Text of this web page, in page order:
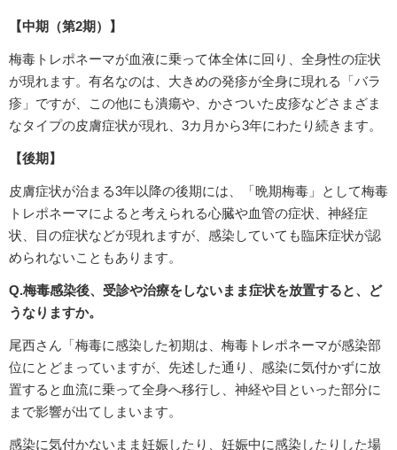
【中期（第2期）】
梅毒トレポネーマが血液に乗って体全体に回り、全身性の症状
が現れます。有名なのは、大きめの発疹が全身に現れる「バラ
疹」ですが、この他にも潰瘍や、かさついた皮疹などさまざま
なタイプの皮膚症状が現れ、3カ月から3年にわたり続きます。
【後期】
皮膚症状が治まる3年以降の後期には、「晩期梅毒」として梅毒
トレポネーマによると考えられる心臓や血管の症状、神経症
状、目の症状などが現れますが、感染していても臨床症状が認
められないこともあります。
Q.梅毒感染後、受診や治療をしないまま症状を放置すると、ど
うなりますか。
尾西さん「梅毒に感染した初期は、梅毒トレポネーマが感染部
位にとどまっていますが、先述した通り、感染に気付かずに放
置すると血流に乗って全身へ移行し、神経や目といった部分に
まで影響が出てしまいます。
感染に気付かないまま妊娠したり、妊娠中に感染したりした場